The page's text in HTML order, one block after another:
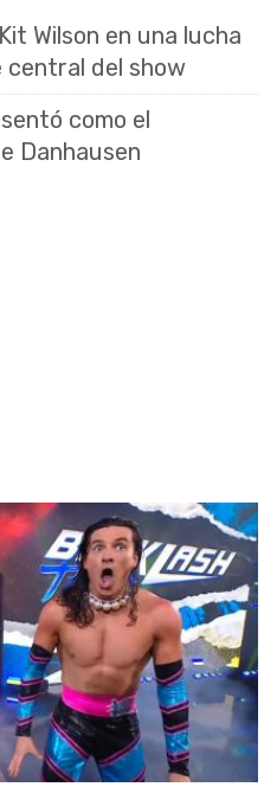
Wilson en una lucha
central del show
como el
Danhausen